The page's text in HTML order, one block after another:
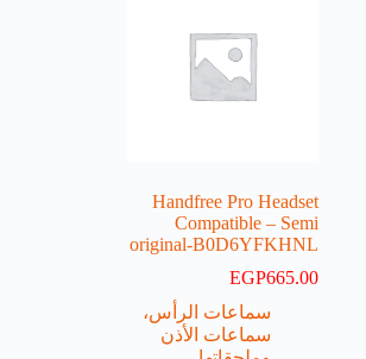
Handfree Pro Headset
Compatible – Semi
original-B0D6YFKHNL
EGP665.00
سماعات الرأس،
سماعات الأذن